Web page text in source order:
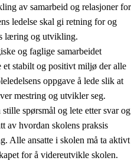
av samarbeid og relasjoner for
ledelse skal gi retning for og
læring og utvikling.
og faglige samarbeidet
stabilt og positivt miljø der alle
oppgave å lede slik at
mestring og utvikler seg.
spørsmål og lete etter svar og
av hvordan skolens praksis
Alle ansatte i skolen må ta aktivt
for å videreutvikle skolen.